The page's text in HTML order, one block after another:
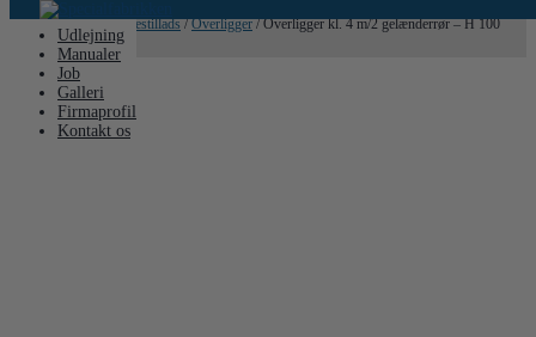
Udlejning
Manualer
Job
Galleri
Firmaprofil
Kontakt os
Hjem/Stillads/Bukkestillads/Overligger/ Overligger kl. 4 m/2 gelænderrør – H 100